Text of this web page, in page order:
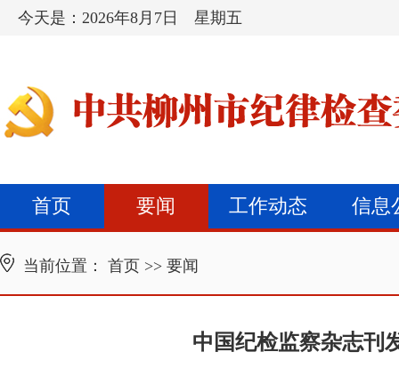
今天是： 2026年8月7日 星期五
首页 要闻 工作动态 信息
当前位置： 首页 >> 要闻
中国纪检监察杂志刊